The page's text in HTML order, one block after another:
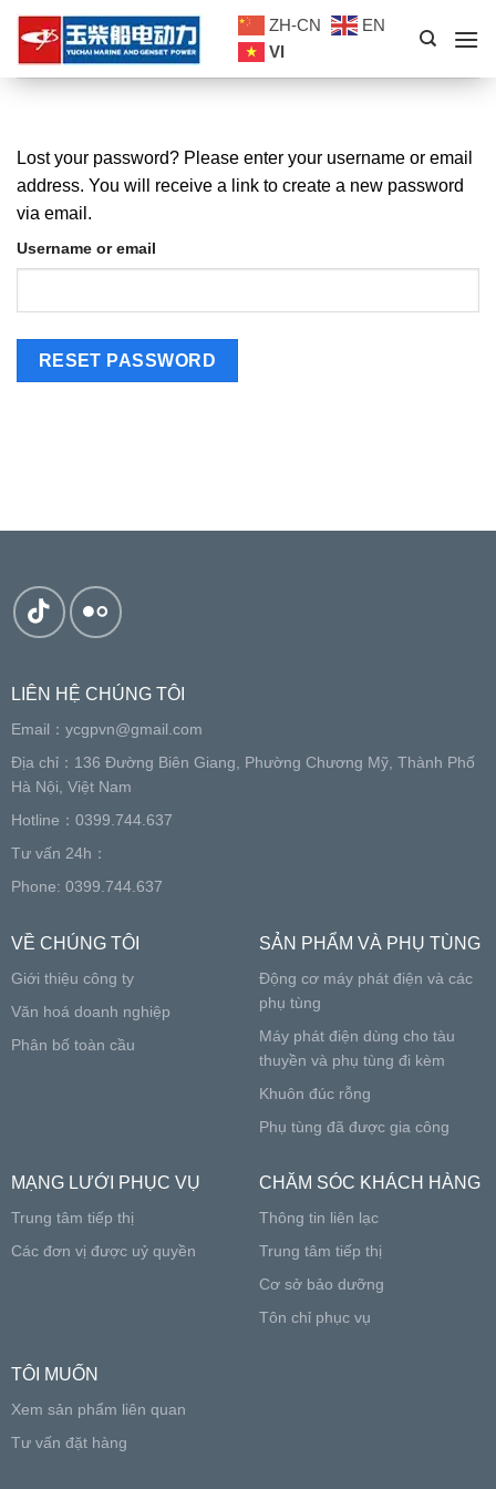
Skip
content
ZH-CN
EN
VI
Lost your password? Please enter your username or email
address. You will receive a link to create a new password
via email.
Username or email
RESET PASSWORD
LIÊN HỆ CHÚNG TÔI
Email： ycgpvn@gmail.com
Địa chỉ：136 Đường Biên Giang, Phường Chương Mỹ, Thành Phố
Hà Nội, Việt Nam
Hotline：0399.744.637
Tư vấn 24h：
Phone: 0399.744.637
VỀ CHÚNG TÔI
Giới thiệu công ty
Văn hoá doanh nghiệp
Phân bố toàn cầu
SẢN PHẨM VÀ PHỤ TÙNG
Động cơ máy phát điện và các
phụ tùng
Máy phát điện dùng cho tàu
thuyền và phụ tùng đi kèm
Khuôn đúc rỗng
Phụ tùng đã được gia công
MẠNG LƯỚI PHỤC VỤ
Trung tâm tiếp thị
Các đơn vị được uỷ quyền
CHĂM SÓC KHÁCH HÀNG
Thông tin liên lạc
Trung tâm tiếp thị
Cơ sở bảo dưỡng
Tôn chỉ phục vụ
TÔI MUỐN
Xem sản phẩm liên quan
Tư vấn đặt hàng